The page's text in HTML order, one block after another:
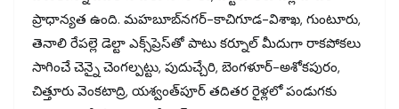
ప్రాధాన్యత ఉంది. మహబూబ్‌నగర్‌-కాచిగూడ-విశాఖ, గుంటూరు,
తెనాలి రేపల్లె డెల్టా ఎక్స్‌ప్రెస్‌తో పాటు కర్నూల్‌ మీదుగా రాకపోకలు
సాగించే చెన్నై చెంగల్పట్టు, పుదుచ్చేరి, బెంగళూర్‌-అశోకపురం,
చిత్తూరు వెంకటాద్రి, యశ్వంత్‌పూర్‌ తదితర రైళ్లలో పండుగకు